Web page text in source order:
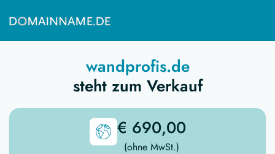
wandprofis.de
steht zum Verkauf
€ 690,00
(ohne MwSt.)